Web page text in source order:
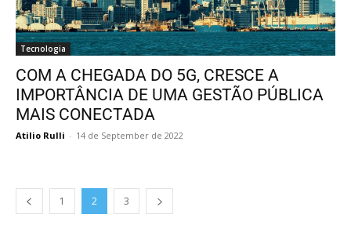
Tecnologia
COM A CHEGADA DO 5G, CRESCE A
IMPORTÂNCIA DE UMA GESTÃO PÚBLICA
MAIS CONECTADA
Atilio Rulli - 14 de September de 2022
1 2 3